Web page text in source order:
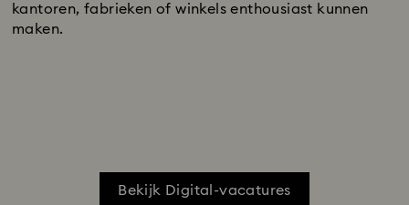
kantoren, fabrieken of winkels enthousiast kunnen
maken.
Bekijk Digital-vacatures